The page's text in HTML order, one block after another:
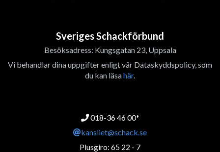
Sveriges Schackförbund
Besöksadress: Kungsgatan 23, Uppsala
Vi behandlar dina uppgifter enligt vår Dataskyddspolicy, som
du kan läsahär.
018-36 46 00*
kansliet@schack.se
Plusgiro: 65 22 - 7